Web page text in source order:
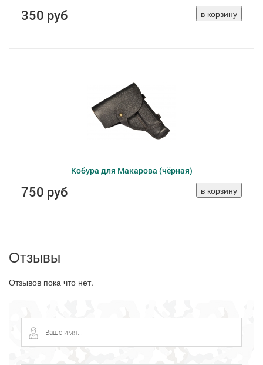
350 руб
Кобура для Макарова (чёрная)
750 руб
Отзывы
Отзывов пока что нет.